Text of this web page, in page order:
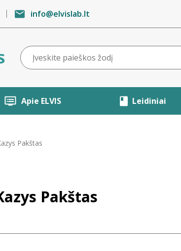
info@elvislab.lt
Apie ELVIS Leidiniai
Pakštas
Pakštas